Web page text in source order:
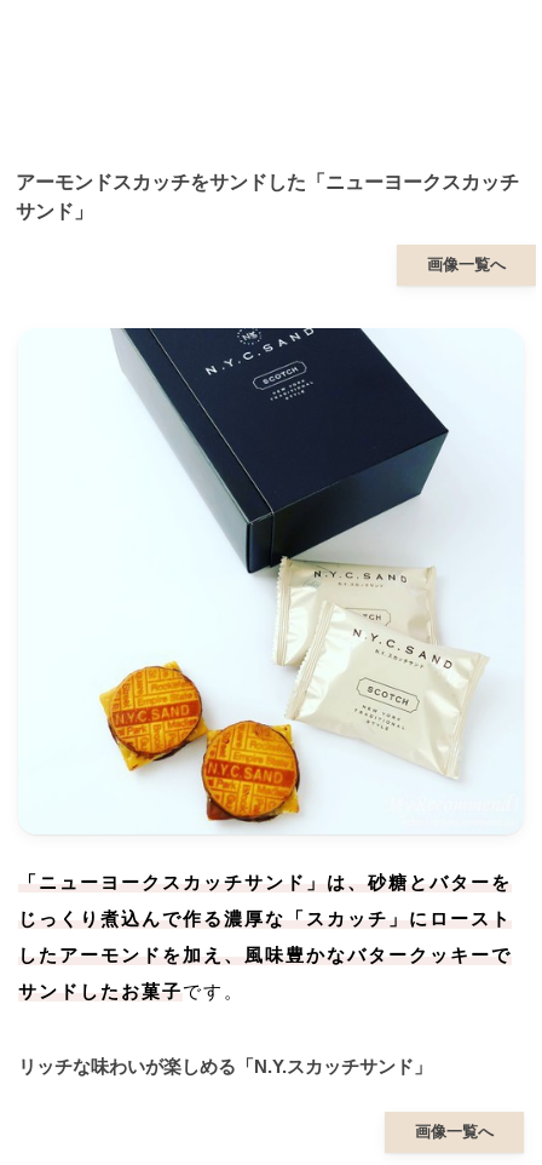
アーモンドスカッチをサンドした「ニューヨークスカッチ
サンド」
画像一覧へ
「ニューヨークスカッチサンド」は、砂糖とバターを
じっくり煮込んで作る濃厚な「スカッチ」にロースト
したアーモンドを加え、風味豊かなバタークッキーで
サンドしたお菓子です。
リッチな味わいが楽しめる「N.Y.スカッチサンド」
画像一覧へ